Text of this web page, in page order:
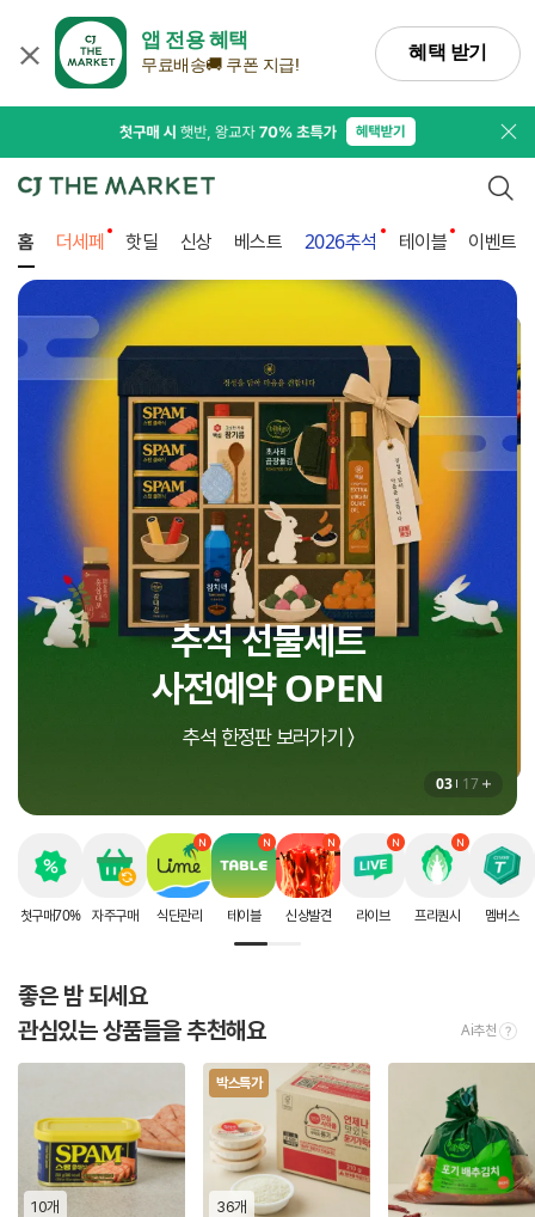
앱 전용 혜택
무료배송🚚 쿠폰 지급!
혜택 받기
프
검색
홈 더세페 핫딜 신상 베스트 2026추석 테이블 이벤트
추석 선물세트
사전예약 OPEN
추석 한정판 보러가기 〉
지금 더세페에서만!
8월 셀렉션 구매혜택
상하목장 프로즌 그릭요거트 증정 〉
인생에 딱 한번 받는
할인 혜택
첫구매 70% 할인 받으러가기 〉
03 17
첫구매70% 자주구매 식단관리 테이블 신상발견 라이브 프리퀀시 멤버스
좋은 밤 되세요
관심있는 상품들을 추천해요
Ai추천
10개
박스특가
36개